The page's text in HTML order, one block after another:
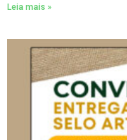
Leia mais »